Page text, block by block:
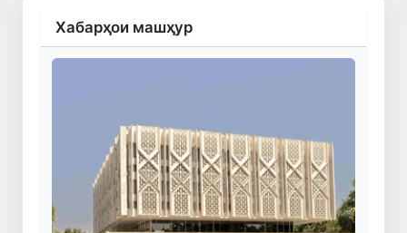
Хабарҳои машҳур